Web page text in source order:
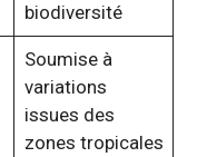
biodiversité
Soumise à
variations
issues des
zones tropicales